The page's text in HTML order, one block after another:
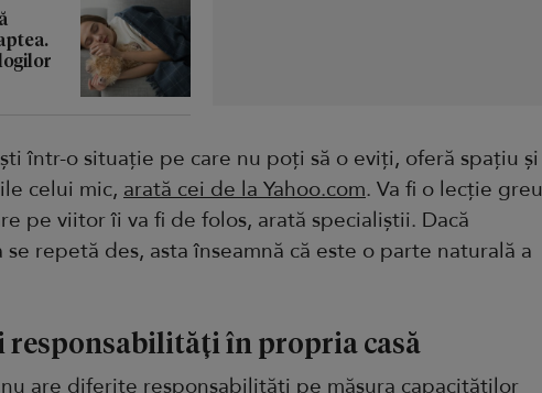
într-o situație pe care nu poți să o eviți, oferă spațiu și
celui mic, arată cei de la Yahoo.com. Va fi o lecție greu
pe viitor îi va fi de folos, arată specialiștii. Dacă
repetă des, asta înseamnă că este o parte naturală a
responsabilități în propria casă
are diferite responsabilități pe măsura capacităților